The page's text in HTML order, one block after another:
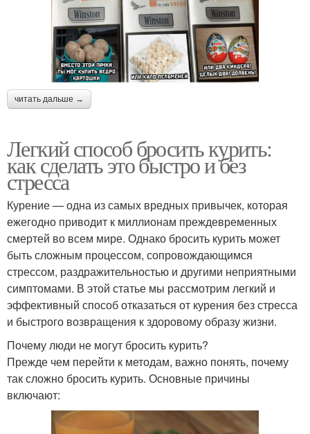
читать дальше →
Легкий способ бросить курить:
как сделать это быстро и без
стресса
Курение — одна из самых вредных привычек, которая
ежегодно приводит к миллионам преждевременных
смертей во всем мире. Однако бросить курить может
быть сложным процессом, сопровождающимся
стрессом, раздражительностью и другими неприятными
симптомами. В этой статье мы рассмотрим легкий и
эффективный способ отказаться от курения без стресса
и быстрого возвращения к здоровому образу жизни.
Почему люди не могут бросить курить?
Прежде чем перейти к методам, важно понять, почему
так сложно бросить курить. Основные причины
включают: